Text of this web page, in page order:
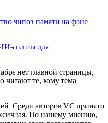
чипов памяти на фоне
для
нет главной страницы,
читают те, кому тема
Среди авторов VC принято
По нашему мнению,